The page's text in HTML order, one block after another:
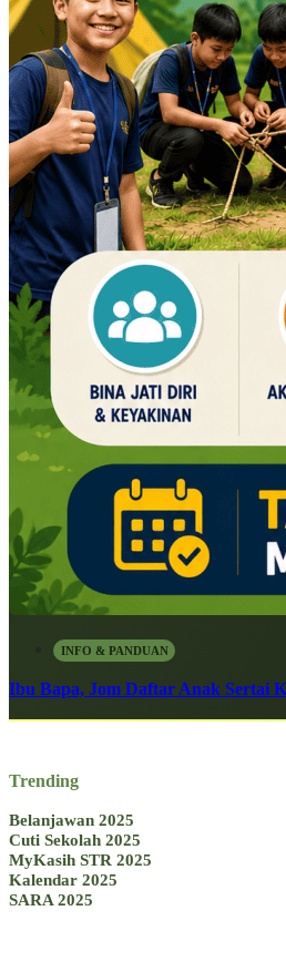
INFO & PANDUAN
Ibu Bapa, Jom Daftar Anak Sertai
Trending
Belanjawan 2025
Cuti Sekolah 2025
MyKasih STR 2025
Kalendar 2025
SARA 2025